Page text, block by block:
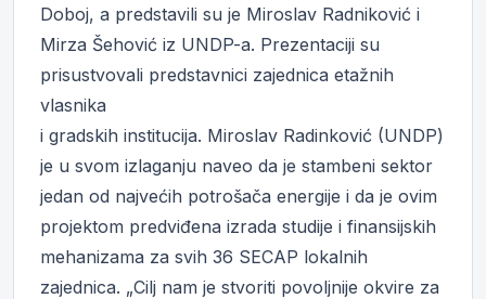
Doboj, a predstavili su je Miroslav Radniković i
Mirza Šehović iz UNDP-a. Prezentaciji su
prisustvovali predstavnici zajednica etažnih
vlasnika
i gradskih institucija. Miroslav Radinković (UNDP)
je u svom izlaganju naveo da je stambeni sektor
jedan od najvećih potrošača energije i da je ovim
projektom predviđena izrada studije i finansijskih
mehanizama za svih 36 SECAP lokalnih
zajednica. „Cilj nam je stvoriti povoljnije okvire za